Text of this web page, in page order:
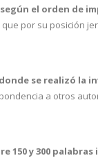
el orden de
por su posición
se realizó la
a otros
150 y 300